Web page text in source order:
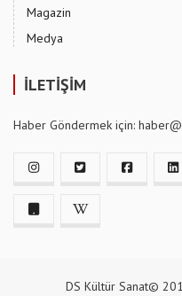
Magazin
Medya
İLETİŞİM
Haber Göndermek için:
DS Kültür Sanat©